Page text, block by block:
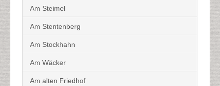
Am Steimel
Am Stentenberg
Am Stockhahn
Am Wäcker
Am alten Friedhof